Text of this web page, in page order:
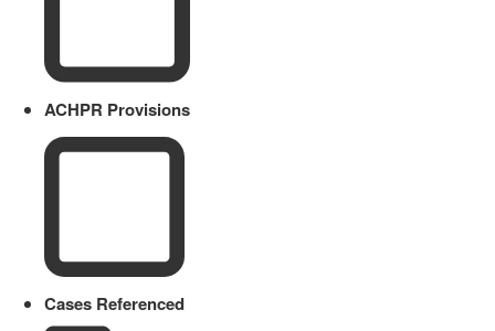
ACHPR Provisions
Cases Referenced